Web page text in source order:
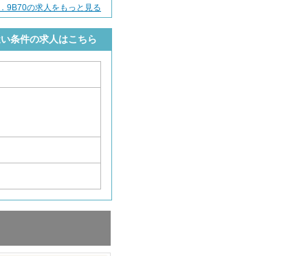
9B70の求人をもっと見る
条件の求人はこちら